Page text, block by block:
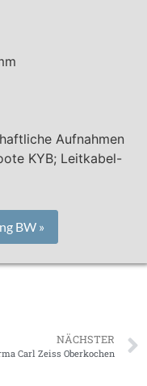
Aufnahmen
KYB; Leitkabel-
BW »
NÄCHSTER
Carl Zeiss Oberkochen